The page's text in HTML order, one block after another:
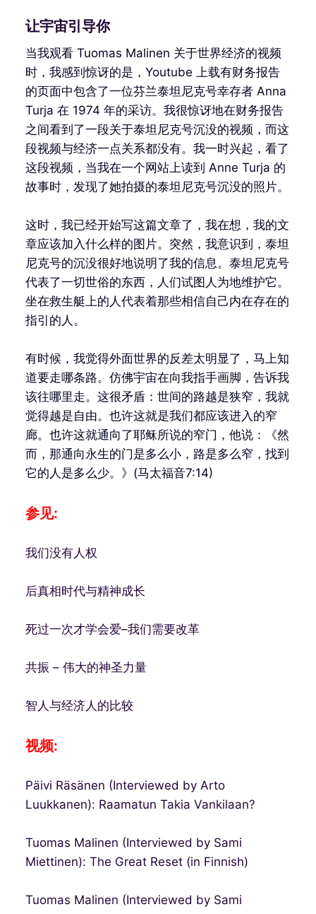
让宇宙引导你
当我观看 Tuomas Malinen 关于世界经济的视频
时，我感到惊讶的是，Youtube 上载有财务报告
的页面中包含了一位芬兰泰坦尼克号幸存者 Anna
Turja 在 1974 年的采访。我很惊讶地在财务报告
之间看到了一段关于泰坦尼克号沉没的视频，而这
段视频与经济一点关系都没有。我一时兴起，看了
这段视频，当我在一个网站上读到 Anne Turja 的
故事时，发现了她拍摄的泰坦尼克号沉没的照片。
这时，我已经开始写这篇文章了，我在想，我的文
章应该加入什么样的图片。突然，我意识到，泰坦
尼克号的沉没很好地说明了我的信息。泰坦尼克号
代表了一切世俗的东西，人们试图人为地维护它。
坐在救生艇上的人代表着那些相信自己内在存在的
指引的人。
有时候，我觉得外面世界的反差太明显了，马上知
道要走哪条路。仿佛宇宙在向我指手画脚，告诉我
该往哪里走。这很矛盾：世间的路越是狭窄，我就
觉得越是自由。也许这就是我们都应该进入的窄
廊。也许这就通向了耶稣所说的窄门，他说：《然
而，那通向永生的门是多么小，路是多么窄，找到
它的人是多么少。》(马太福音7:14)
参见:
我们没有人权
后真相时代与精神成长
死过一次才学会爱–我们需要改革
共振 – 伟大的神圣力量
智人与经济人的比较
视频:
Päivi Räsänen (Interviewed by Arto
Luukkanen): Raamatun Takia Vankilaan?
Tuomas Malinen (Interviewed by Sami
Miettinen): The Great Reset (in Finnish)
Tuomas Malinen (Interviewed by Sami